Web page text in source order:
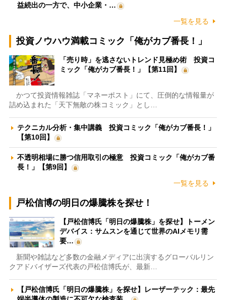
益続出の一方で、中小企業・…
一覧を見る
投資ノウハウ満載コミック「俺がカブ番長！」
「売り時」を逃さないトレンド見極め術 投資コ
ミック「俺がカブ番長！」【第11回】
かつて投資情報雑誌「マネーポスト」にて、圧倒的な情報量が
詰め込まれた「天下無敵の株コミック」とし…
テクニカル分析・集中講義 投資コミック「俺がカブ番長！」
【第10回】
不透明相場に勝つ信用取引の極意 投資コミック「俺がカブ番
長！」【第9回】
一覧を見る
戸松信博の明日の爆騰株を探せ！
【戸松信博氏「明日の爆騰株」を探せ】トーメン
デバイス：サムスンを通じて世界のAIメモリ需
要…
新聞や雑誌など多数の金融メディアに出演するグローバルリン
クアドバイザーズ代表の戸松信博氏が、最新…
【戸松信博氏「明日の爆騰株」を探せ】レーザーテック：最先